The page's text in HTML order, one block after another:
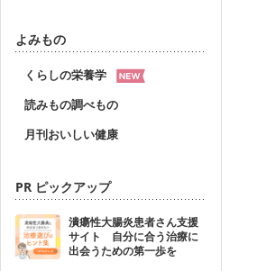
よみもの
くらしの栄養学
読みもの調べもの
月刊おいしい健康
PR ピックアップ
潰瘍性大腸炎患者さん支援
サイト 自分に合う治療に
出会うための第一歩を